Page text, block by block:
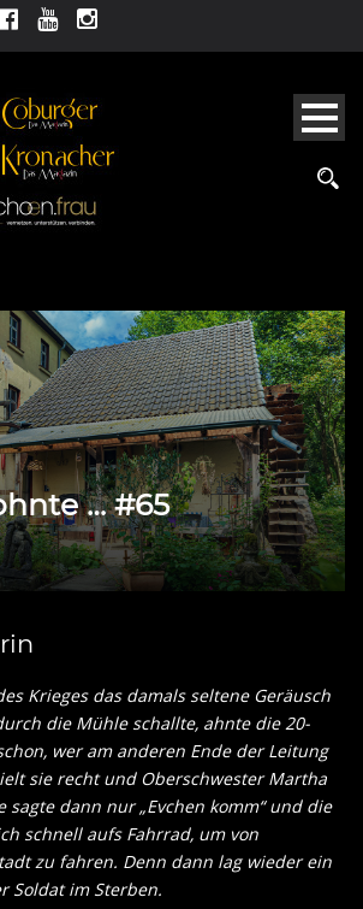
… #65
Krieges das damals seltene Geräusch
die Mühle schallte, ahnte die 20-
wer am anderen Ende der Leitung
sie recht und Oberschwester Martha
sagte dann nur „Evchen komm“ und die
schnell aufs Fahrrad, um von
zu fahren. Denn dann lag wieder ein
Soldat im Sterben.